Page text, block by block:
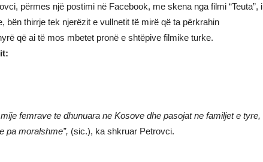
përmes një postimi në Facebook, me skena nga filmi “Teuta”, i
bën thirrje tek njerëzit e vullnetit të mirë që ta përkrahin
që ai të mos mbetet pronë e shtëpive filmike turke.
femrave te dhunuara ne Kosove dhe pasojat ne familjet e tyre,
pa moralshme”, (sic.), ka shkruar Petrovci.